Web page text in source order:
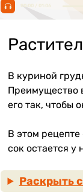
00:00 / 01:06
В куриной
Преимущество
его так, чтобы
В этом рецепте
сок остается
Раскрыть